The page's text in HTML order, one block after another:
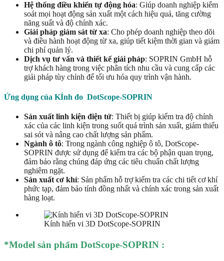
Hệ thống điều khiển tự động hóa: Giúp doanh nghiệp kiểm
soát mọi hoạt động sản xuất một cách hiệu quả, tăng cường
năng suất và độ chính xác.
Giải pháp giám sát từ xa: Cho phép doanh nghiệp theo dõi
và điều hành hoạt động từ xa, giúp tiết kiệm thời gian và giảm
chi phí quản lý.
Dịch vụ tư vấn và thiết kế giải pháp: SOPRIN GmbH hỗ
trợ khách hàng trong việc phân tích nhu cầu và cung cấp các
giải pháp tùy chỉnh để tối ưu hóa quy trình vận hành.
Ứng dụng của KÍnh đo DotScope-SOPRIN
Sản xuất linh kiện điện tử: Thiết bị giúp kiểm tra độ chính
xác của các linh kiện trong suốt quá trình sản xuất, giảm thiểu
sai sót và nâng cao chất lượng sản phẩm.
Ngành ô tô: Trong ngành công nghiệp ô tô, DotScope-
SOPRIN được sử dụng để kiểm tra các bộ phận quan trọng,
đảm bảo rằng chúng đáp ứng các tiêu chuẩn chất lượng
nghiêm ngặt.
Sản xuất cơ khí: Sản phẩm hỗ trợ kiểm tra các chi tiết cơ khí
phức tạp, đảm bảo tính đồng nhất và chính xác trong sản xuất
hàng loạt.
Kính hiển vi 3D DotScope-SOPRIN
*Model sản phẩm DotScope-SOPRIN :